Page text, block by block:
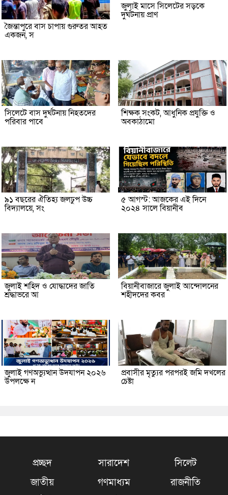
জৈন্তাপুরে বাস চাপায় গুরুতর আহত
একজন, স
জুলাই মাসে সিলেটের সড়কে
দুর্ঘটনায় প্রাণ
সিলেটে বাস দুর্ঘটনায় নিহতদের
পরিবার পাবে
শিক্ষক সংকট, আধুনিক প্রযুক্তি ও
অবকাঠামো
৯১ বছরের ঐতিহ্য জলঢুপ উচ্চ
বিদ্যালয়ে, সং
৫ আগস্ট: আজকের এই দিনে
২০২৪ সালে বিয়ানীব
জুলাই শহিদ ও যোদ্ধাদের জাতি
শ্রদ্ধাভরে আ
বিয়ানীবাজারে জুলাই আন্দোলনের
শহীদদের কবর
জুলাই গণঅভ্যুত্থান উদযাপন ২০২৬
উপলক্ষে ন
প্রবাসীর মৃত্যুর পরপরই জমি দখলের
চেষ্টা
প্রচ্ছদ সারাদেশ
সিলেট
জাতীয়
গণমাধ্যম
রাজনীতি